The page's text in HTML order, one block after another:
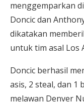
menggemparkan
Doncic dan
dikatakan
untuk tim asal Los
Doncic berhasil
asis, 2 steal, dan 1
melawan Denver